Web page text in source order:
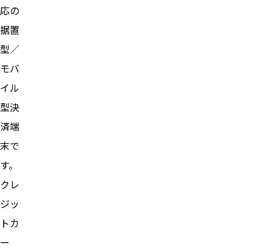
応の
据置
型／
モバ
イル
型決
済端
末で
す。
クレ
ジッ
トカ
ー